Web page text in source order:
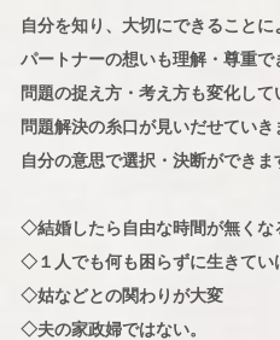
自分を知り、大切にできることに
パートナーの想いも理解・尊重で
問題の捉え方・考え方も変化して
問題解決の糸口が見いだせていき
自分の意思で選択・決断ができま
◇結婚したら自由な時間が無くな
◇１人でも何も困らずに生きてい
◇姑などとの関わりが大変
◇夫の家政婦ではない。